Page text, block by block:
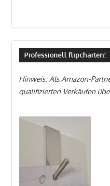
Professionell flipcharten!
Hinweis: Als Amazon-
qualifizierten Verkäufen